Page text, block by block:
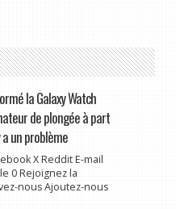
la Galaxy Watch
de plongée à part
un problème
X Reddit E-mail
0 Rejoignez la
nous Ajoutez-nous